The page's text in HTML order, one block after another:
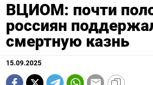
ВЦИОМ: почти
россиян
смертную казнь
15.09.2025